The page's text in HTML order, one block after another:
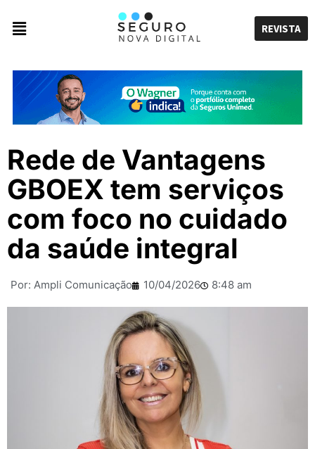
REVISTA
Rede de Vantagens
GBOEX tem serviços
com foco no cuidado
da saúde integral
Por: Ampli Comunicação 10/04/2026 8:48 am